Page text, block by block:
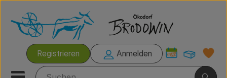
Registrieren Anmelden